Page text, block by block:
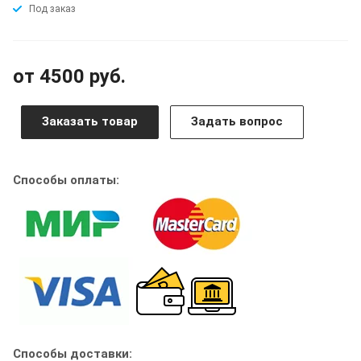
Под заказ
от 4500 руб.
Заказать товар Задать вопрос
Способы оплаты:
Способы доставки: